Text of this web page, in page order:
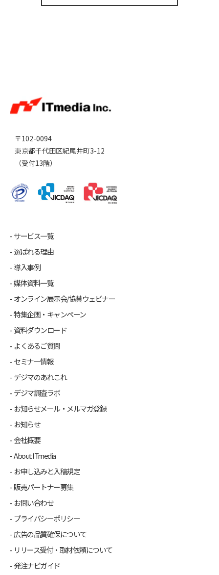
〒102-0094
東京都千代田区紀尾井町3-12
（受付13階）
サービス一覧
選ばれる理由
導入事例
媒体資料一覧
オンライン展示会/協賛ウェビナー
特集企画・キャンペーン
資料ダウンロード
よくあるご質問
セミナー情報
デジマのあれこれ
デジマ調査ラボ
お知らせメール・メルマガ登録
お知らせ
会社概要
About ITmedia
お申し込みと入稿規定
販売パートナー募集
お問い合わせ
プライバシーポリシー
広告の品質確保について
リリース受付・取材依頼について
発注ナビガイド